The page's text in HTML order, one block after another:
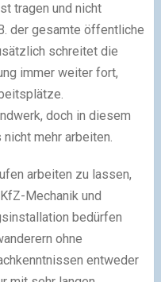
tragen und nicht
der gesamte öffentliche
schreitet die
immer weiter fort,
doch in diesem
mehr arbeiten.
arbeiten zu lassen,
Mechanik und
bedürfen
ohne
entweder